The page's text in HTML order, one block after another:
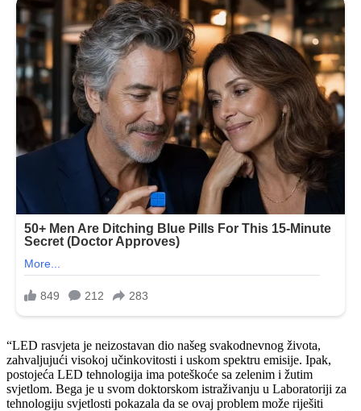
“LED rasvjeta je neizostavan dio našeg svakodnevnog života,
zahvaljujući visokoj učinkovitosti i uskom spektru emisije. Ipak,
postojeća LED tehnologija ima poteškoće sa zelenim i žutim
svjetlom. Bega je u svom doktorskom istraživanju u Laboratoriji za
tehnologiju svjetlosti pokazala da se ovaj problem može riješiti